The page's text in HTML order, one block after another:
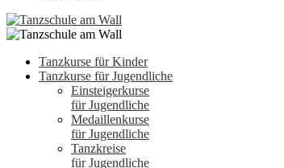
Tanzkurse für Kinder
Tanzkurse für Jugendliche
Einsteigerkurse
für Jugendliche
Medaillenkurse
für Jugendliche
Tanzkreise
für Jugendliche